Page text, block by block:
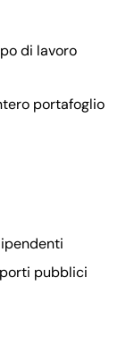
di lavoro
portafoglio
pubblici